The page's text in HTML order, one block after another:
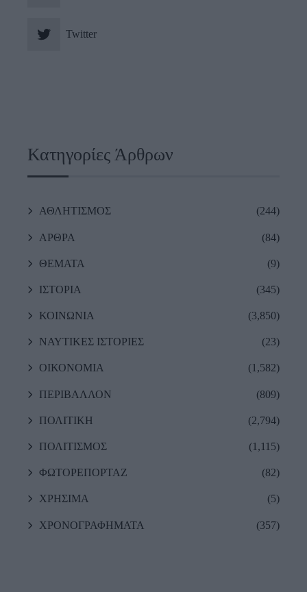
Twitter
Κατηγορίες Άρθρων
ΑΘΛΗΤΙΣΜΟΣ (244)
ΑΡΘΡΑ (84)
ΘΕΜΑΤΑ (9)
ΙΣΤΟΡΙΑ (345)
ΚΟΙΝΩΝΙΑ (3,850)
ΝΑΥΤΙΚΕΣ ΙΣΤΟΡΙΕΣ (23)
ΟΙΚΟΝΟΜΙΑ (1,582)
ΠΕΡΙΒΑΛΛΟΝ (809)
ΠΟΛΙΤΙΚΗ (2,794)
ΠΟΛΙΤΙΣΜΟΣ (1,115)
ΦΩΤΟΡΕΠΟΡΤΑΖ (82)
ΧΡΗΣΙΜΑ (5)
ΧΡΟΝΟΓΡΑΦΗΜΑΤΑ (357)